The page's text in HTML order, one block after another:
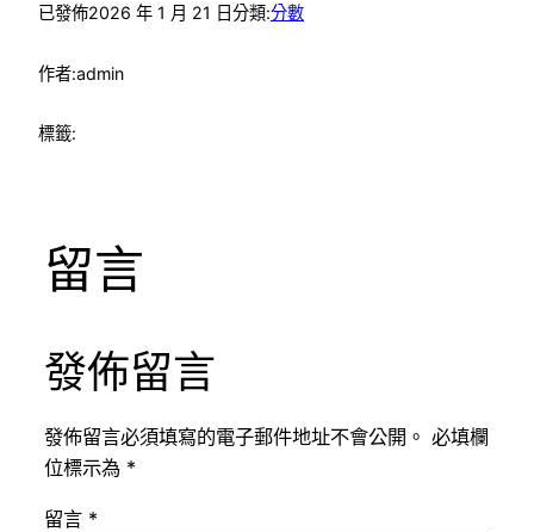
已發佈2026 年 1 月 21 日分類:分數
作者:admin
標籤:
留言
發佈留言
發佈留言必須填寫的電子郵件地址不會公開。 必填欄
位標示為 *
留言 *